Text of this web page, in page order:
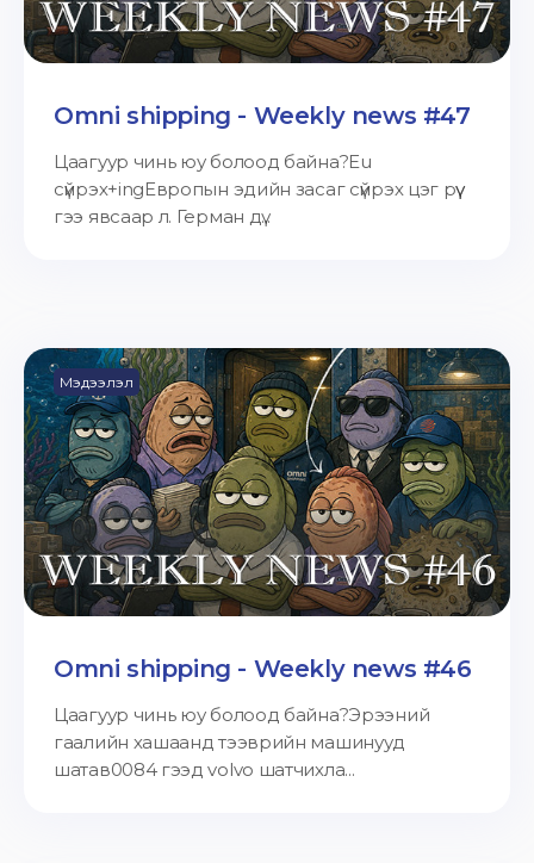
Omni shipping - Weekly news #47
Цаагуур чинь юу болоод байна?Eu
сүйрэх+ingЕвропын эдийн засаг сүйрэх цэг рүү
гээ явсаар л. Герман дү...
Мэдээлэл
Omni shipping - Weekly news #46
Цаагуур чинь юу болоод байна?Эрээний
гаалийн хашаанд тээврийн машинууд
шатав0084 гээд volvo шатчихла...